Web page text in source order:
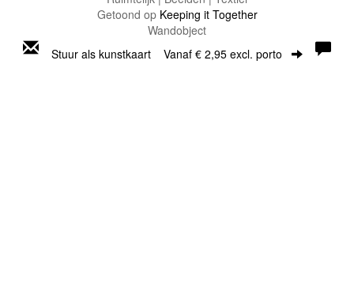
Getoond op Keeping it Together
Wandobject
Stuur als kunstkaart Vanaf € 2,95 excl. porto